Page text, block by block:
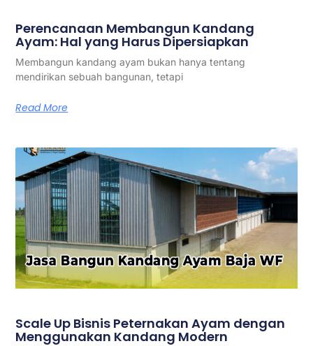
Perencanaan Membangun Kandang
Ayam: Hal yang Harus Dipersiapkan
Membangun kandang ayam bukan hanya tentang
mendirikan sebuah bangunan, tetapi
Read More
Scale Up Bisnis Peternakan Ayam dengan
Menggunakan Kandang Modern